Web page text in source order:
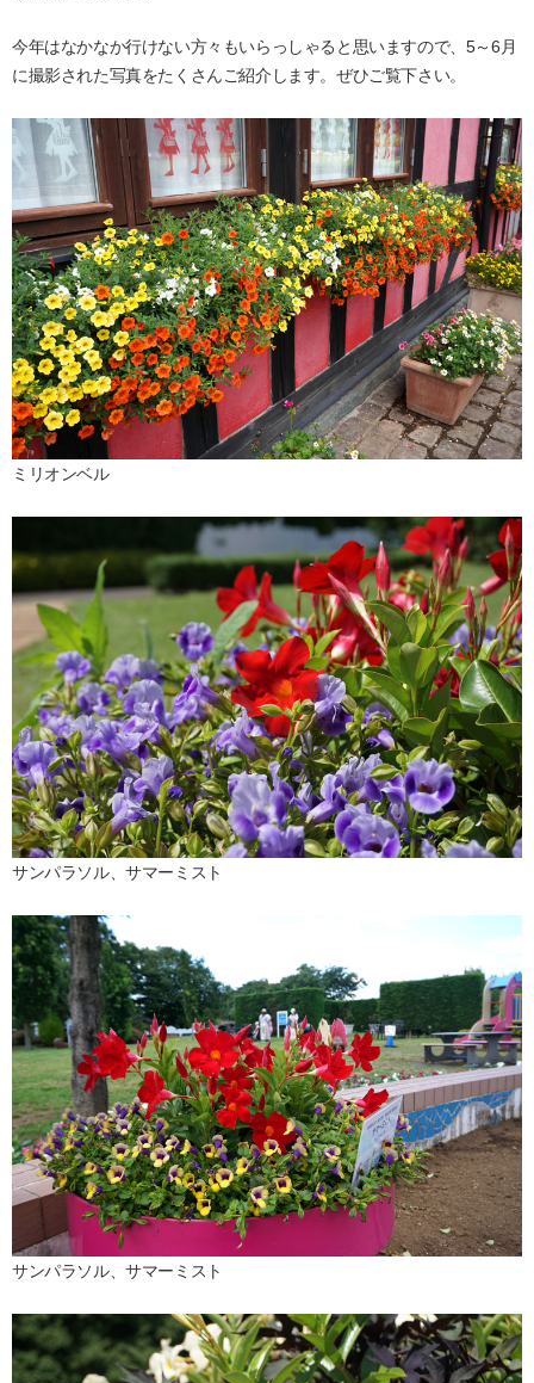
今年はなかなか行けない方々もいらっしゃると思いますので、5～6月
に撮影された写真をたくさんご紹介します。ぜひご覧下さい。
ミリオンベル
サンパラソル、サマーミスト
サンパラソル、サマーミスト